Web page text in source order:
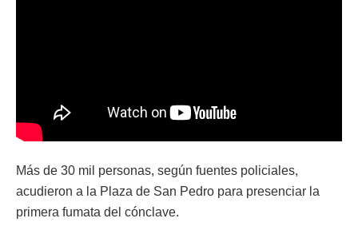
Más de 30 mil personas, según fuentes policiales,
acudieron a la Plaza de San Pedro para presenciar la
primera fumata del cónclave.